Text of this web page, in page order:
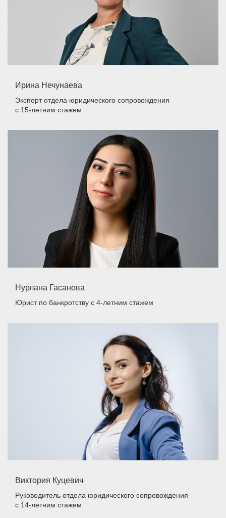
Ирина Нечунаева
Эксперт отдела юридического сопровождения
с 15-летним стажем
Нурлана Гасанова
Юрист по банкротству с 4-летним стажем
Виктория Куцевич
Руководитель отдела юридического сопровождения
с 14-летним стажем